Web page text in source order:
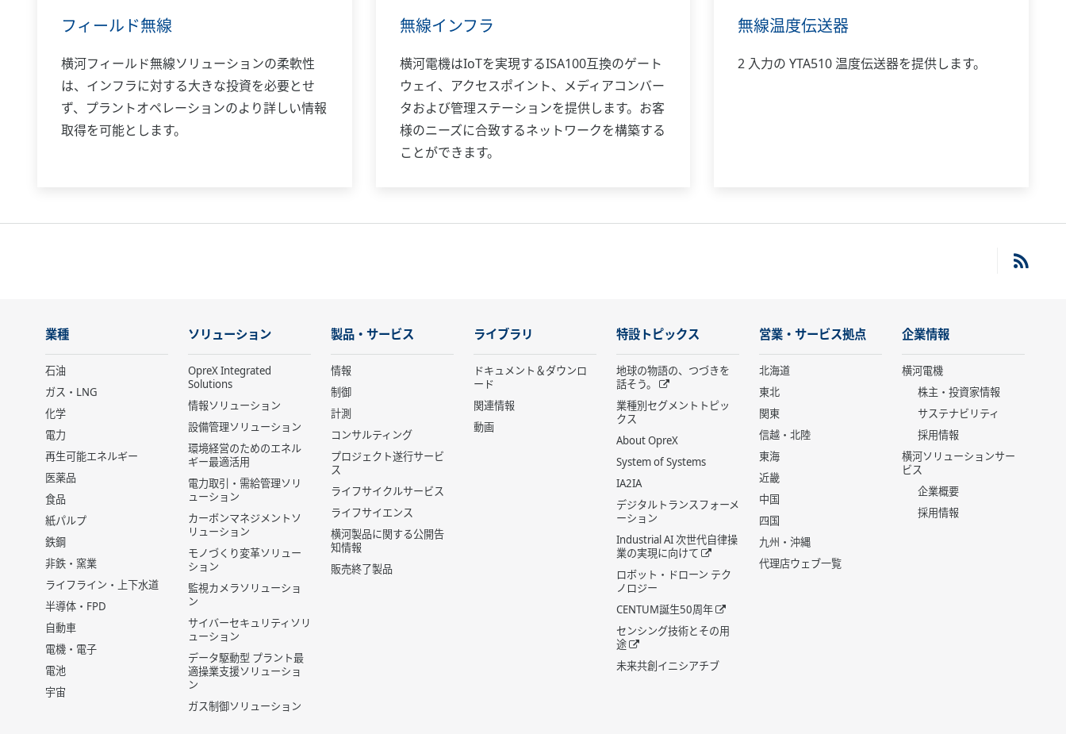
フィールド無線
横河フィールド無線ソリューションの柔軟性
は、インフラに対する大きな投資を必要とせ
ず、プラントオペレーションのより詳しい情報
取得を可能とします。
無線インフラ
横河電機はIoTを実現するISA100互換のゲート
ウェイ、アクセスポイント、メディアコンバー
タおよび管理ステーションを提供します。お客
様のニーズに合致するネットワークを構築する
ことができます。
無線温度伝送器
2 入力の YTA510 温度伝送器を提供します。
業種
石油
ガス・LNG
化学
電力
再生可能エネルギー
医薬品
食品
紙パルプ
鉄鋼
非鉄・窯業
ライフライン・上下水道
半導体・FPD
自動車
電機・電子
電池
宇宙
ソリューション
OpreX Integrated
Solutions
情報ソリューション
設備管理ソリューション
環境経営のためのエネル
ギー最適活用
電力取引・需給管理ソリ
ューション
カーボンマネジメントソ
リューション
モノづくり変革ソリュー
ション
監視カメラソリューショ
ン
サイバーセキュリティソリ
ューション
データ駆動型 プラント最
適操業支援ソリューショ
ン
ガス制御ソリューション
製品・サービス
情報
制御
計測
コンサルティング
プロジェクト遂行サービ
ス
ライフサイクルサービス
ライフサイエンス
横河製品に関する公開告
知情報
販売終了製品
ライブラリ
ドキュメント＆ダウンロ
ード
関連情報
動画
特設トピックス
地球の物語の、つづきを
話そう。
業種別セグメントトピッ
クス
About OpreX
System of Systems
IA2IA
デジタルトランスフォーメ
ーション
Industrial AI 次世代自律操
業の実現に向けて
ロボット・ドローン テク
ノロジー
CENTUM誕生50周年
センシング技術とその用
途
未来共創イニシアチブ
営業・サービス拠点
北海道
東北
関東
信越・北陸
東海
近畿
中国
四国
九州・沖縄
代理店ウェブ一覧
企業情報
横河電機
株主・投資家情報
サステナビリティ
採用情報
横河ソリューションサー
ビス
企業概要
採用情報